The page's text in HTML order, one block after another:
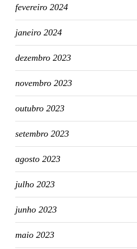
fevereiro 2024
janeiro 2024
dezembro 2023
novembro 2023
outubro 2023
setembro 2023
agosto 2023
julho 2023
junho 2023
maio 2023